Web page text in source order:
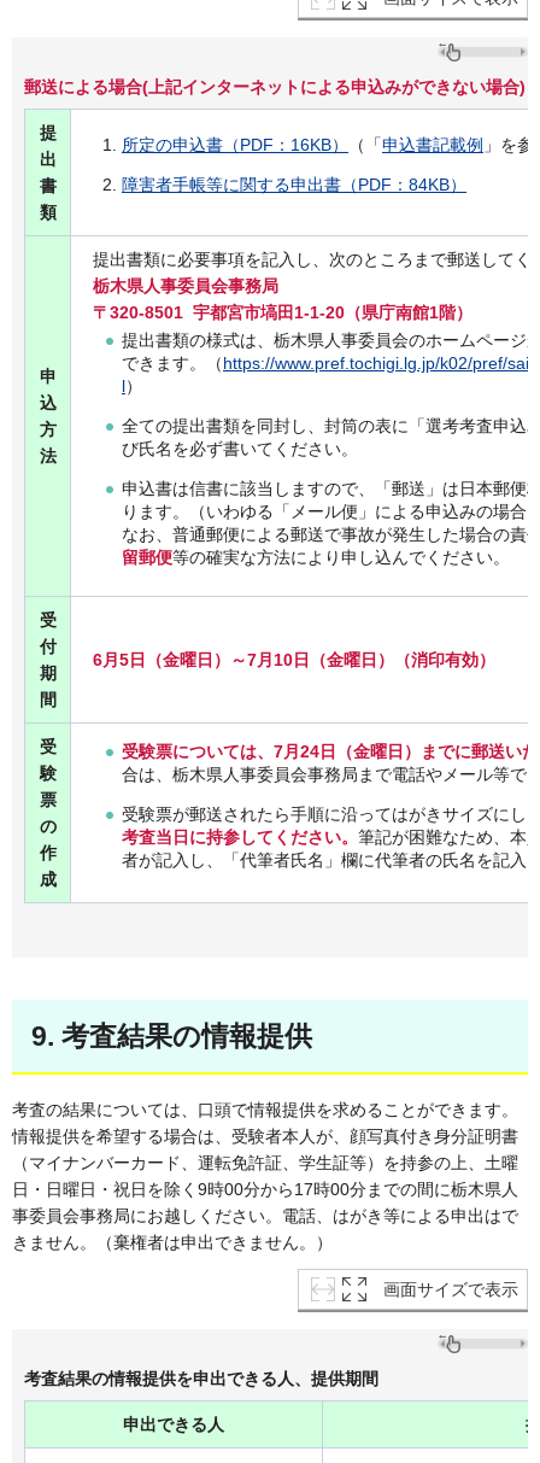
郵送による場合(上記インターネットによる申込みができない場合)
提
出
書
類
所定の申込書（PDF：16KB） （「申込書記載例 」を
障害者手帳等に関する申出書（PDF：84KB）
申
込
方
法
提出書類に必要事項を記入し、次のところまで郵送してく
栃木県人事委員会事務局
〒320-8501 宇都宮市塙田1-1-20（県庁南館1階）
提出書類の様式は、栃木県人事委員会のホームページ
できます。（https://www.pref.tochigi.lg.jp/k02/pref/
l）
全ての提出書類を同封し、封筒の表に「選考考査申込
び氏名を必ず書いてください。
申込書は信書に該当しますので、「郵送」は日本郵便
ります。（いわゆる「メール便」による申込みの場合
なお、普通郵便による郵送で事故が発生した場合の責
留郵便等の確実な方法により申し込んでください。
受
付
期
間
6月5日（金曜日）～7月10日（金曜日）（消印有効）
受
験
票
の
作
成
受験票については、7月24日（金曜日）までに郵送い
合は、栃木県人事委員会事務局まで電話やメール等で
受験票が郵送されたら手順に沿ってはがきサイズにし
考査当日に持参してください。 筆記が困難なため、本
者が記入し、「代筆者氏名」欄に代筆者の氏名を記入
9. 考査結果の情報提供
考査の結果については、口頭で情報提供を求めることができます。
情報提供を希望する場合は、受験者本人が、顔写真付き身分証明書
（マイナンバーカード、運転免許証、学生証等）を持参の上、土曜
日・日曜日・祝日を除く9時00分から17時00分までの間に栃木県人
事委員会事務局にお越しください。電話、はがき等による申出はで
きません。（棄権者は申出できません。）
画面サイズで表示
考査結果の情報提供を申出できる人、提供期間
申出できる人